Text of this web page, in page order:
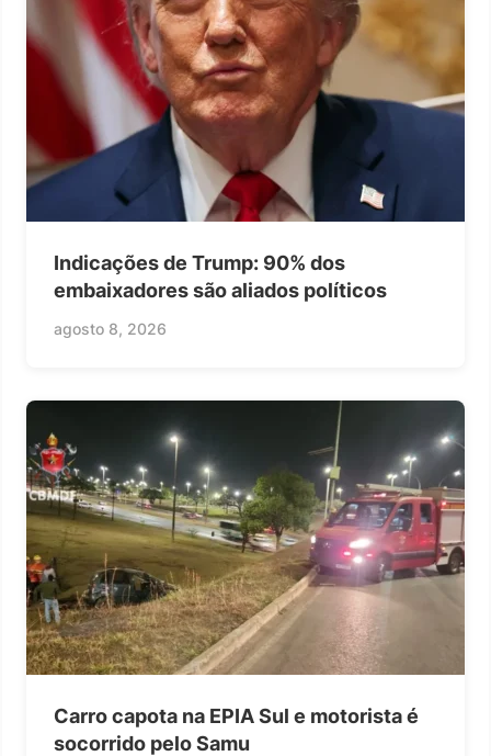
Indicações de Trump: 90% dos
embaixadores são aliados políticos
agosto 8, 2026
Carro capota na EPIA Sul e motorista é
socorrido pelo Samu